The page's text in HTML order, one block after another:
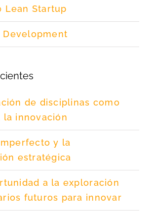
Lean Startup
Development
de disciplinas como
la innovación
y la
estratégica
a la exploración
futuros para innovar